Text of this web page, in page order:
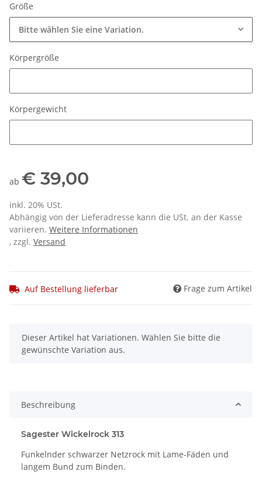
Größe
Bitte wählen Sie eine Variation.
Körpergröße
Körpergewicht
ab € 39,00
inkl. 20% USt.
Abhängig von der Lieferadresse kann die USt. an der Kasse
variieren. Weitere Informationen
, zzgl. Versand
Auf Bestellung lieferbar Frage zum Artikel
x
Dieser Artikel hat Variationen. Wählen Sie bitte die
gewünschte Variation aus.
Beschreibung
Sagester Wickelrock 313
Funkelnder schwarzer Netzrock mit Lame-Fäden und
langem Bund zum Binden.